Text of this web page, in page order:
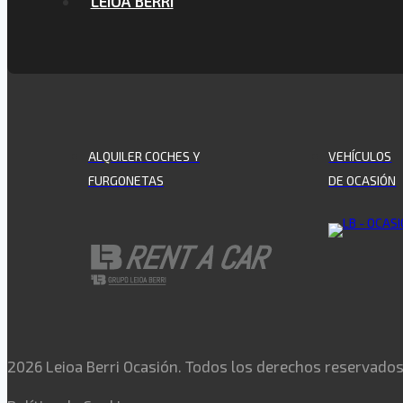
ALQUILER COCHES Y
FURGONETAS
VEHÍCULOS
DE OCASIÓN
2026 Leioa Berri Ocasión. Todos los derechos